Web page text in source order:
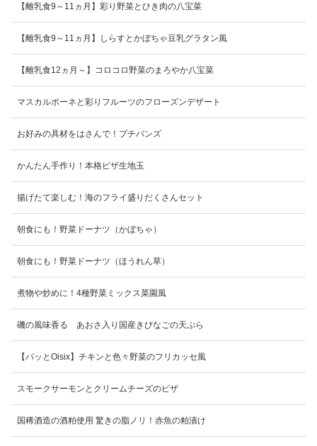
【離乳食9～11ヵ月】彩り野菜とひき肉の八宝菜
【離乳食9～11ヵ月】しらすとかぼちゃ豆乳グラタン風
【離乳食12ヵ月～】コロコロ野菜のまろやか八宝菜
マスカルポーネと彩りフルーツのフローズンデザート
お好みの具材をはさんで！プチバンズ
かんたん手作り！本格ピザ生地玉
揚げたて楽しむ！海のフライ盛りだくさんセット
朝食にも！野菜ドーナツ（かぼちゃ）
朝食にも！野菜ドーナツ（ほうれん草）
煮物や炒めに！4種野菜ミックス菜園風
磯の風味香る あおさ入り国産きびなごの天ぷら
【パッとOisix】チキンと色々野菜のフリカッセ風
スモークサーモンとクリームチーズのピザ
国稀酒造の酒粕使用 驚きの脂ノリ！赤魚の粕漬け